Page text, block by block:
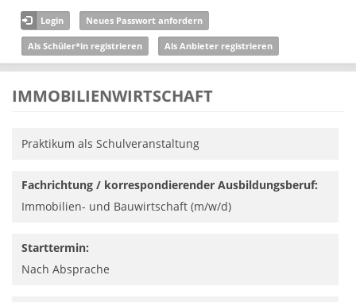
Direkt zum Inhalt
Login Neues Passwort anfordern
Als Schüler*in registrieren Als Anbieter registrieren
IMMOBILIENWIRTSCHAFT
Praktikum als Schulveranstaltung
Fachrichtung / korrespondierender Ausbildungsberuf:
Immobilien- und Bauwirtschaft (m/w/d)
Starttermin:
Nach Absprache